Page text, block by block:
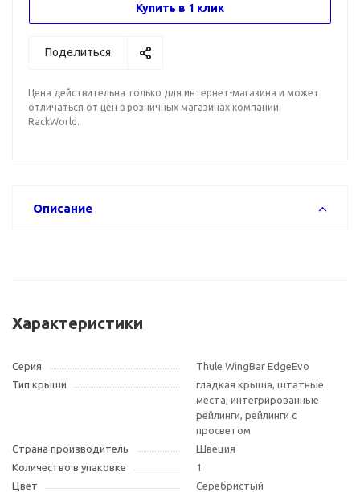
Купить в 1 клик
Поделиться
Цена действительна только для интернет-магазина и может
отличаться от цен в розничных магазинах компании
RackWorld.
Описание
Характеристики
Серия
Thule WingBar EdgeEvo
Тип крыши
гладкая крыша, штатные
места, интегрированные
рейлинги, рейлинги с
просветом
Страна производитель
Швеция
Количество в упаковке
1
Цвет
Cеребристый